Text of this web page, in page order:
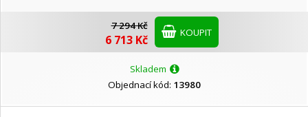
Konica Minolta
7 294 Kč
6 713 Kč KOUPIT
Skladem
Objednací kód: 13980